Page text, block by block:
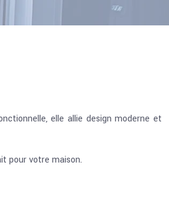
elle allie design moderne et
pour votre maison.